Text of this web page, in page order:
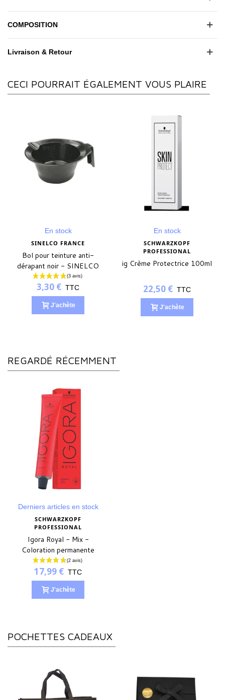
COMPOSITION
Livraison & Retour
CECI POURRAIT ÉGALEMENT VOUS PLAIRE
En stock
SINELCO FRANCE
Bol pour teinture anti-
dérapant noir - SINELCO
FRANCE
3,30 € TTC
J'achète
En stock
SCHWARZKOPF
PROFESSIONAL
ig Crème Protectrice 100ml
22,50 € TTC
J'achète
REGARDÉ RÉCEMMENT
Derniers articles en stock
SCHWARZKOPF
PROFESSIONAL
Igora Royal - Mix -
Coloration permanente
17,99 € TTC
J'achète
POCHETTES CADEAUX